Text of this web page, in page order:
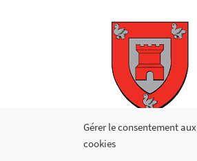
Gérer le consentement aux
cookies
Copyright © 2026